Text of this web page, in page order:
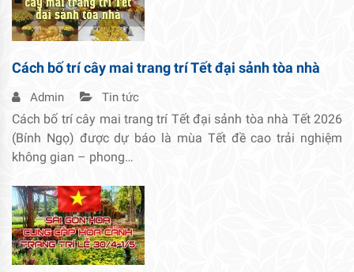
Cách bố trí cây mai trang trí Tết đại sảnh tòa nhà
Admin Tin tức
Cách bố trí cây mai trang trí Tết đại sảnh tòa nhà Tết 2026
(Bính Ngọ) được dự báo là mùa Tết đề cao trải nghiệm
không gian – phong…